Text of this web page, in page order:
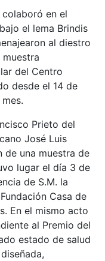
colaboró en el
el lema Brindis
al diestro
del Centro
desde el 14 de
Prieto del
José Luis
de una muestra de
lugar el día 3 de
de S.M. la
Casa de
En el mismo acto
al Premio del
estado de salud